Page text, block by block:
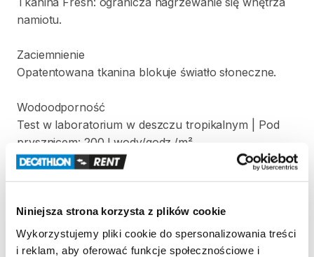
Niniejsza strona korzysta z plików cookie
Wykorzystujemy pliki cookie do spersonalizowania treści
i reklam, aby oferować funkcje społecznościowe i
namiotu.
Zaciemnienie
Opatentowana tkanina blokuje światło słoneczne.
Wodoodporność
Test w laboratorium w deszczu tropikalnym
Pod
prysznicem: 200 l wody​/​godz. ​/​m²
tunelu aerodynamicznym
Łatwość
transportu